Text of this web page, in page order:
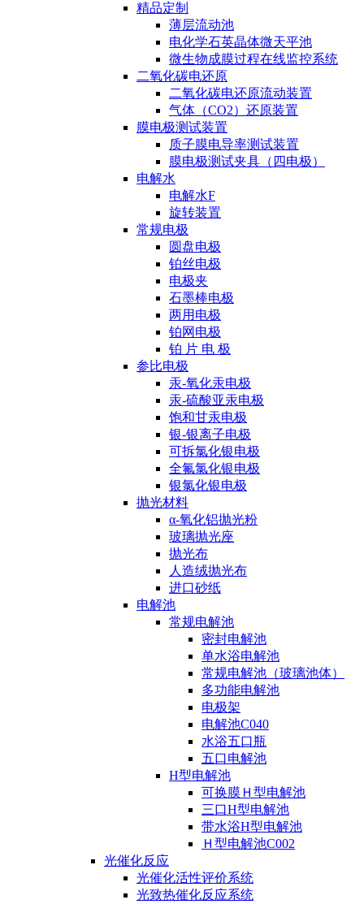
精品定制
薄层流动池
电化学石英晶体微天平池
微生物成膜过程在线监控系统
二氧化碳电还原
二氧化碳电还原流动装置
气体（CO2）还原装置
膜电极测试装置
质子膜电导率测试装置
膜电极测试夹具（四电极）
电解水
电解水F
旋转装置
常规电极
圆盘电极
铂丝电极
电极夹
石墨棒电极
两用电极
铂网电极
铂 片 电 极
参比电极
汞-氧化汞电极
汞-硫酸亚汞电极
饱和甘汞电极
银-银离子电极
可拆氯化银电极
全氟氯化银电极
银氯化银电极
抛光材料
α-氧化铝抛光粉
玻璃抛光座
抛光布
人造绒抛光布
进口砂纸
电解池
常规电解池
密封电解池
单水浴电解池
常规电解池（玻璃池体）
多功能电解池
电极架
电解池C040
水浴五口瓶
五口电解池
H型电解池
可换膜Ｈ型电解池
三口H型电解池
带水浴H型电解池
Ｈ型电解池C002
光催化反应
光催化活性评价系统
光致热催化反应系统